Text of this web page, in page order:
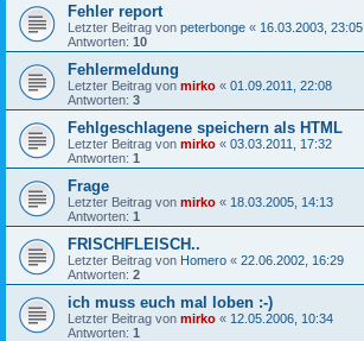
Fehler report
Letzter Beitrag von peterbonge « 16.03.2003, 23:05
Antworten: 10
Fehlermeldung
Letzter Beitrag von mirko « 01.09.2011, 22:08
Antworten: 3
Fehlgeschlagene speichern als HTML
Letzter Beitrag von mirko « 03.03.2011, 17:32
Antworten: 1
Frage
Letzter Beitrag von mirko « 18.03.2005, 14:13
Antworten: 1
FRISCHFLEISCH..
Letzter Beitrag von Homero « 22.06.2002, 16:29
Antworten: 2
ich muss euch mal loben :-)
Letzter Beitrag von mirko « 12.05.2006, 10:34
Antworten: 1